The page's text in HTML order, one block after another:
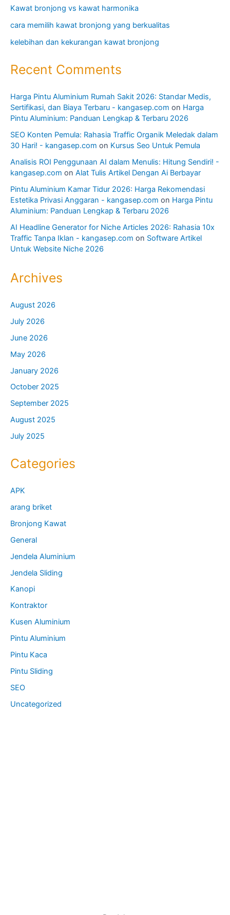
Kawat bronjong vs kawat harmonika
cara memilih kawat bronjong yang berkualitas
kelebihan dan kekurangan kawat bronjong
Recent Comments
Harga Pintu Aluminium Rumah Sakit 2026: Standar Medis,
Sertifikasi, dan Biaya Terbaru - kangasep.com on Harga
Pintu Aluminium: Panduan Lengkap & Terbaru 2026
SEO Konten Pemula: Rahasia Traffic Organik Meledak dalam
30 Hari! - kangasep.com on Kursus Seo Untuk Pemula
Analisis ROI Penggunaan AI dalam Menulis: Hitung Sendiri! -
kangasep.com on Alat Tulis Artikel Dengan Ai Berbayar
Pintu Aluminium Kamar Tidur 2026: Harga Rekomendasi
Estetika Privasi Anggaran - kangasep.com on Harga Pintu
Aluminium: Panduan Lengkap & Terbaru 2026
AI Headline Generator for Niche Articles 2026: Rahasia 10x
Traffic Tanpa Iklan - kangasep.com on Software Artikel
Untuk Website Niche 2026
Archives
August 2026
July 2026
June 2026
May 2026
January 2026
October 2025
September 2025
August 2025
July 2025
Categories
APK
arang briket
Bronjong Kawat
General
Jendela Aluminium
Jendela Sliding
Kanopi
Kontraktor
Kusen Aluminium
Pintu Aluminium
Pintu Kaca
Pintu Sliding
SEO
Uncategorized